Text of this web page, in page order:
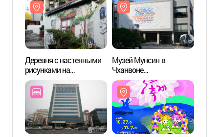
Деревня с настенными
рисунками на
извилистой дороге
Кагопха (가고파
꼬부랑길 벽화마을)
Музей Мунсин в
Чханвоне
(창원시립마산문신미술
관)